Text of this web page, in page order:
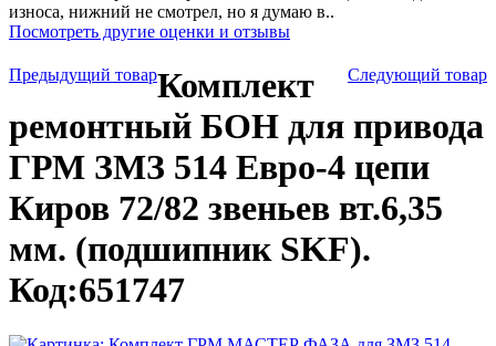
износа, нижний не смотрел, но я думаю в..
Посмотреть другие оценки и отзывы
Предыдущий товар Следующий товар
Комплект
ремонтный БОН для привода
ГРМ ЗМЗ 514 Евро-4 цепи
Киров 72/82 звеньев вт.6,35
мм. (подшипник SKF).
Код:651747